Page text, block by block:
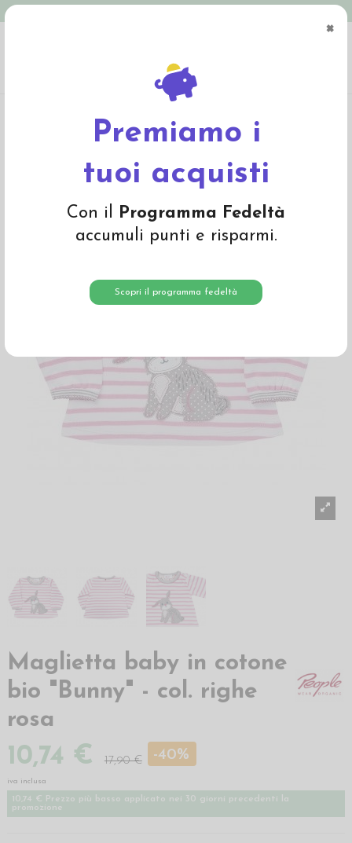
×
Premiamo i
tuoi acquisti
Con il Programma Fedeltà
accumuli punti e risparmi.
Scopri il programma fedeltà
cotone bio "Bunny" - col. righe rosa
Maglietta baby in cotone
bio "Bunny" - col. righe
rosa
10,74 € 17,90 € -40%
iva inclusa
10,74 € Prezzo più basso applicato nei 30 giorni precedenti la
promozione